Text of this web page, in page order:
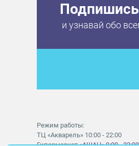
и узнавай обо
Режим работы:
ТЦ «Акварель» 10:00 - 22:00